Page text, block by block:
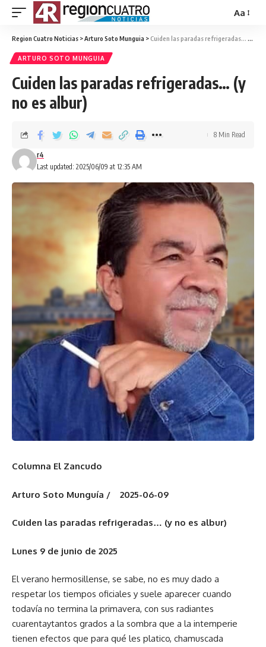
Aa
Region Cuatro Noticias >Arturo Soto Munguia >Cuiden las paradas refrigeradas… (y no es albur)
ARTURO SOTO MUNGUIA
Cuiden las paradas refrigeradas… (y
no es albur)
Last updated: 2025/06/09 at 12:35 AM
r4
8 Min Read
Columna El Zancudo
Arturo Soto Munguía / 2025-06-09
Cuiden las paradas refrigeradas… (y no es albur)
Lunes 9 de junio de 2025
El verano hermosillense, se sabe, no es muy dado a
respetar los tiempos oficiales y suele aparecer cuando
todavía no termina la primavera, con sus radiantes
cuarentaytantos grados a la sombra que a la intemperie
tienen efectos que para qué les platico, chamuscada